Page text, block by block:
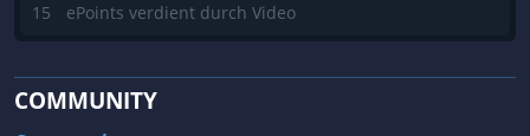
15 ePoints verdient durch Video
COMMUNITY